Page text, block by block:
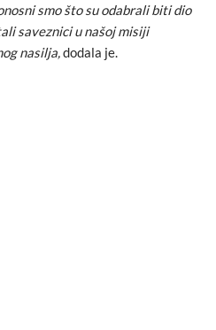
smo što su odabrali biti dio
saveznici u našoj misiji
nasilja,dodala je.